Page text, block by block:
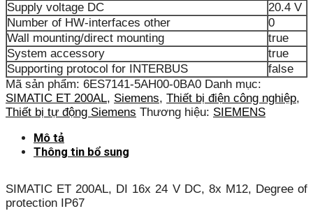
Supply voltage DC
20.4 V
Number of HW-interfaces other
0
Wall mounting/direct mounting
true
System accessory
true
Supporting protocol for INTERBUS
false
Mã sản phẩm: 6ES7141-5AH00-0BA0 Danh mục:
SIMATIC ET 200AL, Siemens, Thiết bị điện công nghiệp,
Thiết bị tự động Siemens Thương hiệu: SIEMENS
Mô tả
Thông tin bổ sung
SIMATIC ET 200AL, DI 16x 24 V DC, 8x M12, Degree of
protection IP67